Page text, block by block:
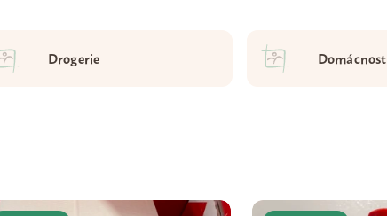
Drogerie Domácnost